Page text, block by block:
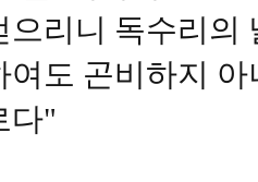
으리니 독수리의
여도 곤비하지
다"